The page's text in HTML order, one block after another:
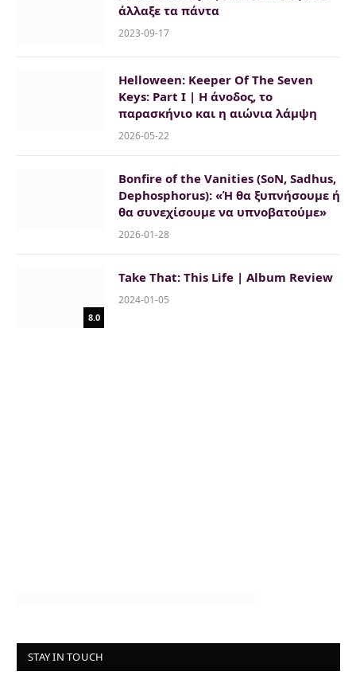
άλλαξε τα πάντα
2023-09-17
Helloween: Keeper Of The Seven
Keys: Part I | Η άνοδος, το
παρασκήνιο και η αιώνια λάμψη
2026-05-22
Bonfire of the Vanities (SoN, Sadhus,
Dephosphorus): «Ή θα ξυπνήσουμε ή
θα συνεχίσουμε να υπνοβατούμε»
2026-01-28
8.0
Take That: This Life | Album Review
2024-01-05
STAY IN TOUCH